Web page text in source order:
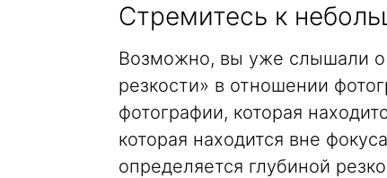
Стремитесь к
Возможно, вы уже слышали о
резкости» в отношении
фотографии, которая
которая находится вне
определяется глубиной